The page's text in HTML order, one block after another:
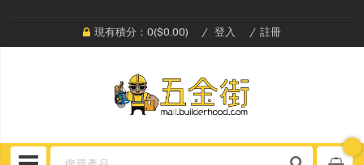
現有積分：0($0.00) 登入 註冊